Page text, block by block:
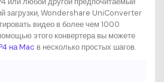
загрузки, Wondershare UniConverter
видео в более чем 1000
этого конвертера вы можете
на Mac в несколько простых шагов.